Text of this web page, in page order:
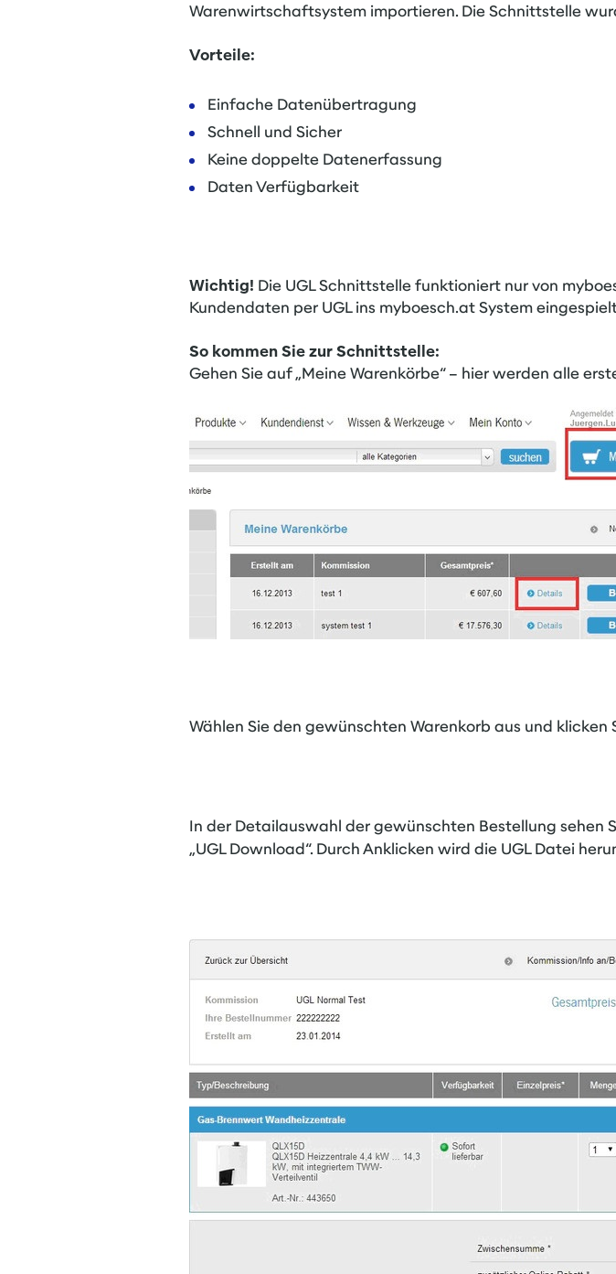
Warenwirtschaftsystem importieren. Die Schnittstelle
Vorteile:
Einfache Datenübertragung
Schnell und Sicher
Keine doppelte Datenerfassung
Daten Verfügbarkeit
Wichtig! Die UGL Schnittstelle funktioniert nur von
Kundendaten per UGL ins myboesch.at System
So kommen Sie zur Schnittstelle:
Gehen Sie auf „Meine Warenkörbe“ – hier werden alle
Wählen Sie den gewünschten Warenkorb aus und klicken
In der Detailauswahl der gewünschten Bestellung
„UGL Download“. Durch Anklicken wird die UGL Datei